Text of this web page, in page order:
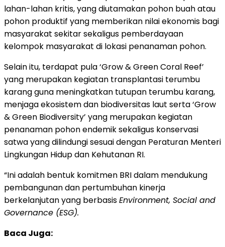
lahan-lahan kritis, yang diutamakan pohon buah atau
pohon produktif yang memberikan nilai ekonomis bagi
masyarakat sekitar sekaligus pemberdayaan
kelompok masyarakat di lokasi penanaman pohon.
Selain itu, terdapat pula ‘Grow & Green Coral Reef’
yang merupakan kegiatan transplantasi terumbu
karang guna meningkatkan tutupan terumbu karang,
menjaga ekosistem dan biodiversitas laut serta ‘Grow
& Green Biodiversity’ yang merupakan kegiatan
penanaman pohon endemik sekaligus konservasi
satwa yang dilindungi sesuai dengan Peraturan Menteri
Lingkungan Hidup dan Kehutanan RI.
“Ini adalah bentuk komitmen BRI dalam mendukung
pembangunan dan pertumbuhan kinerja
berkelanjutan yang berbasisEnvironment, Social and
Governance (ESG).
Baca Juga: